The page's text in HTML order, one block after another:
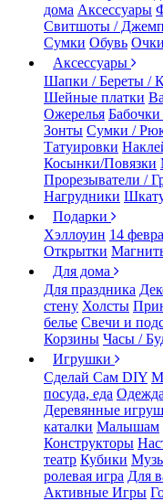
дома Аксессуары
Свитшоты /
Сумки Обувь
Аксессуары
Шапки / Береты /
Шейные платки
Ожерелья Бабочки
Зонты Сумки /
Татуировки
Косынки/Повязки
Прорезыватели /
Нагрудники
Подарки
Хэллоуин 14
Открытки
Для дома
Для праздника
стену Холсты
белье Свечи и
Корзины Часы /
Игрушки
Сделай Сам DIY
посуда, еда
Деревянные
каталки Малышам
Конструкторы
театр Кубики
ролевая игра Для
Активные Игры